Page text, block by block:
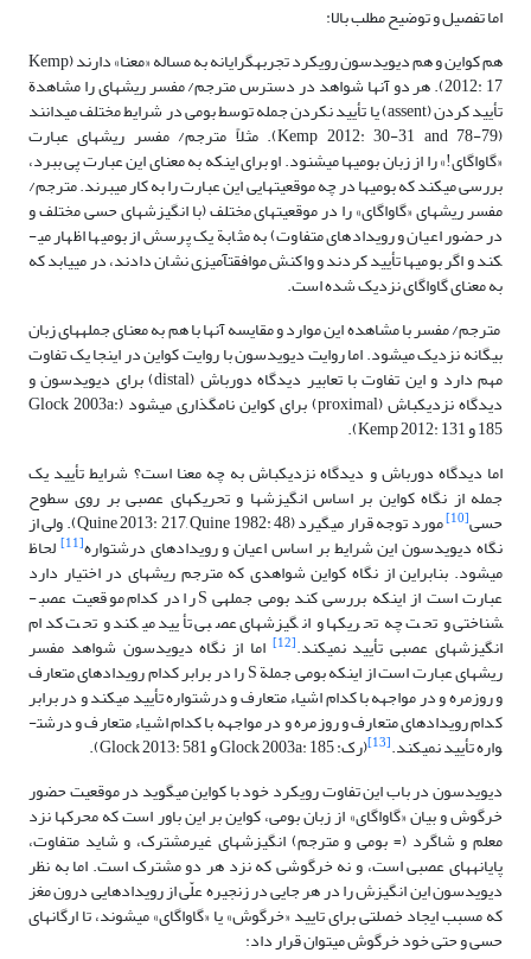
اما تفصیل و توضیح مطلب بالا:
هم کواین و هم دیویدسون رویکرد تجربه­گرایانه به مساله «معنا» دارند (Kemp
2012: 17). هر دو آنها شواهد در دسترس مترجم/ مفسر ریشه­ای را مشاهدة
تأیید کردن (assent) یا تأیید نکردن جمله توسط بومی در شرایط مختلف می­دانند
(Kemp 2012: 30-31 and 78-79). مثلاً مترجم/ مفسر ریشه­ای عبارت
«گاواگای!» را از زبان بومی­ها می­شنود. او برای اینکه به معنای این عبارت پی ببرد،
بررسی می­کند که بومی­ها در چه موقعیت­هایی این عبارت را به کار می­برند. مترجم/
مفسر ریشه­ای «گاواگای» را در موقعیت­های مختلف (با انگیزش­های حسی مختلف و
در حضور اعیان و رویدادهای متفاوت) به مثابة یک پرسش از بومی­ها اظهار می­
کند و اگر بومی­ها تأیید کردند و واکنش موافقت­آمیزی نشان دادند، در می­یابد که
به معنای گاواگای نزدیک شده است.
مترجم/ مفسر با مشاهده این موارد و مقایسه آنها با هم به معنای جمله­های زبان
بیگانه نزدیک می­شود. اما روایت دیویدسون با روایت کواین در اینجا یک تفاوت
مهم دارد و این تفاوت با تعابیر دیدگاه دورباش (distal) برای دیویدسون و
دیدگاه نزدیک­باش (proximal) برای کواین نام­گذاری می­شود (Glock 2003a:
185 و Kemp 2012: 131).
اما دیدگاه دورباش و دیدگاه نزدیک­باش به چه معنا است؟ شرایط تأیید یک
جمله از نگاه کواین بر اساس انگیزش­ها و تحریک­های عصبی بر روی سطوح
حسی[10] مورد توجه قرار می­گیرد (Quine 2013: 217, Quine 1982: 48). ولی از
نگاه دیویدسون این شرایط بر اساس اعیان و رویدادهای درشت­واره[11] لحاظ
می­شود. بنابراین از نگاه کواین شواهدی که مترجم ریشه­ای در اختیار دارد
عبارت است از اینکه بررسی کند بومی جمله­ی S را در کدام موقعیت عصب­
شناختی و تحت چه تحریک­ها و انگیزش­های عصبی تأیید می­کند و تحت کدام
انگیزش­های عصبی تأیید نمی­کند.[12] اما از نگاه دیویدسون شواهد مفسر
ریشه­ای عبارت است از اینکه بومی جملة S را در برابر کدام رویدادهای متعارف
و روزمره و در مواجهه با کدام اشیاء متعارف و درشت­واره تأیید می­کند و در برابر
کدام رویدادهای متعارف و روزمره و در مواجهه با کدام اشیاء متعارف و درشت­
واره تأیید نمی­کند.[13]
(رک: Glock 2003a: 185 و Glock 2013: 581).
دیویدسون در باب این تفاوت رویکرد خود با کواین می­گوید در موقعیت حضور
خرگوش و بیان «گاواگای» از زبان بومی، کواین بر این باور است که محرک­ها نزد
معلم و شاگرد (= بومی و مترجم) انگیزش­های غیرمشترک، و شاید متفاوت،
پایانه­های عصبی است، و نه خرگوشی که نزد هر دو مشترک است. اما به نظر
دیویدسون این انگیزش را در هر جایی در زنجیره علّی از رویدادهایی درون مغز
که مسبب ایجاد خصلتی برای تایید «خرگوش» یا «گاواگای» می­شوند، تا ارگان­های
حسی و حتی خود خرگوش می­توان قرار داد: